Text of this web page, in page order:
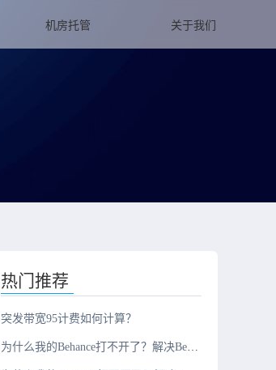
机房托管 关于我们
热门推荐
突发带宽95计费如何计算？
为什么我的Behance打不开了？解决Behance不能访问问题